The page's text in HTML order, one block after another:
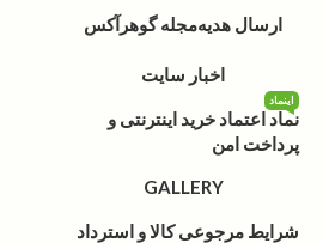
ارسال هدیهمجله گوهرآکس
اخبار سایت
نماد اعتماد خرید اینترنتی و
پرداخت امن
اینماد
GALLERY
شرایط مرجوعی کالا و استرداد